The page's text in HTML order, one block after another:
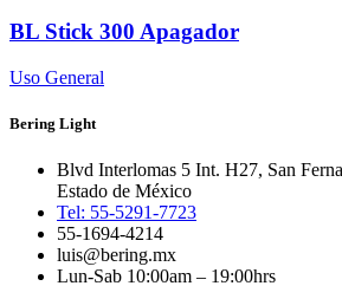
BL Stick 300 Apagador
Uso General
Bering Light
Blvd Interlomas 5 Int. H27, San
Estado de México
Tel: 55-5291-7723
55-1694-4214
luis@bering.mx
Lun-Sab 10:00am – 19:00hrs